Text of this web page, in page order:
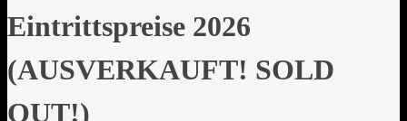
Eintrittspreise 2026
(AUSVERKAUFT! SOLD
OUT!)